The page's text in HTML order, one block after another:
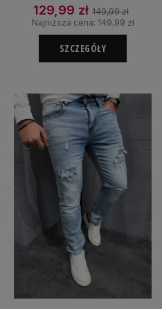
129,99 zł 149,99 zł
Najniższa cena: 149,99 zł
SZCZEGÓŁY